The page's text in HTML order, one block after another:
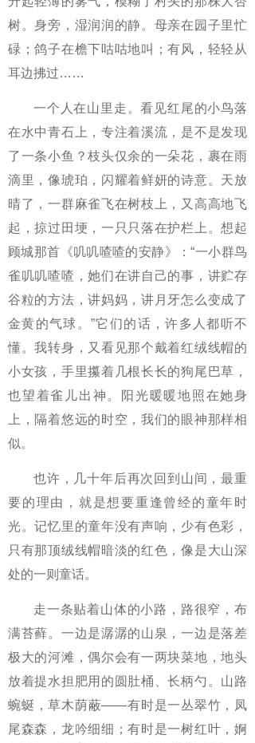
树。身旁，湿润润的静。母亲在园子里忙
碌；鸽子在檐下咕咕地叫；有风，轻轻从
耳边拂过……
一个人在山里走。看见红尾的小鸟落
在水中青石上，专注着溪流，是不是发现
了一条小鱼？枝头仅余的一朵花，裹在雨
滴里，像琥珀，闪耀着鲜妍的诗意。天放
晴了，一群麻雀飞在树枝上，又高高地飞
起，掠过田埂，一只只落在护栏上。想起
顾城那首《叽叽喳喳的安静》：“一小群鸟
雀叽叽喳喳，她们在讲自己的事，讲贮存
谷粒的方法，讲妈妈，讲月牙怎么变成了
金黄的气球。”它们的话，许多人都听不
懂。我转身，又看见那个戴着红绒线帽的
小女孩，手里攥着几根长长的狗尾巴草，
也望着雀儿出神。阳光暖暖地照在她身
上，隔着悠远的时空，我们的眼神那样相
似。
也许，几十年后再次回到山间，最重
要的理由，就是想要重逢曾经的童年时
光。记忆里的童年没有声响，少有色彩，
只有那顶绒线帽暗淡的红色，像是大山深
处的一则童话。
走一条贴着山体的小路，路很窄，布
满苔藓。一边是潺潺的山泉，一边是落差
极大的河滩，偶尔会有一两块菜地，地头
放着提水担肥用的圆肚桶、长柄勺。山路
蜿蜒，草木荫蔽——有时是一丛翠竹，凤
尾森森，龙吟细细；有时是一树红叶，婀